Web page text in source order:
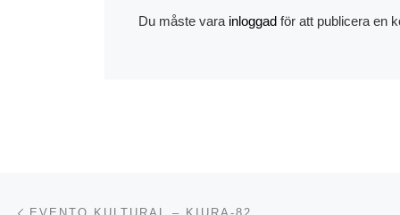
Du måste vara inloggadför att publicera en
Inläggsnavigering